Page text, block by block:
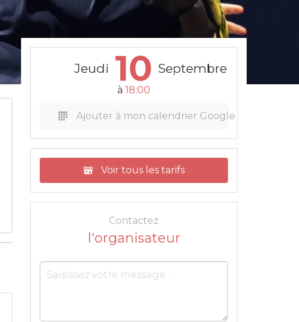
Jeudi 10 Septembre
à 18:00
Ajouter à mon calendrier Google
Voir tous les tarifs
Contactez
l'organisateur